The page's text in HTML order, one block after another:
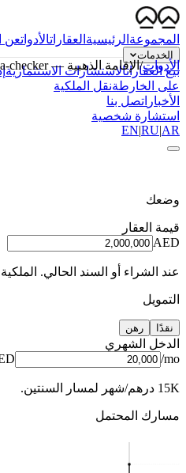
المجموعة الرئيسية العقاراتالأدواتعن
الخدمات
بيع العقاراتالاستشارات الاستثمارية
على الخارطةنقل الملكية
الأخبار اتصل بنا
استشارة شخصية
EN|RU|AR
الأدوات/الإقامة الذهبية —
checker
وضعك
قيمة العقار
AED
عند الشراء أو السند الحالي.
التمويل
نقدًا رهن
الدخل الشهري
/mo
15K درهم/شهر لمسار السنتين.
مسارك المحتمل